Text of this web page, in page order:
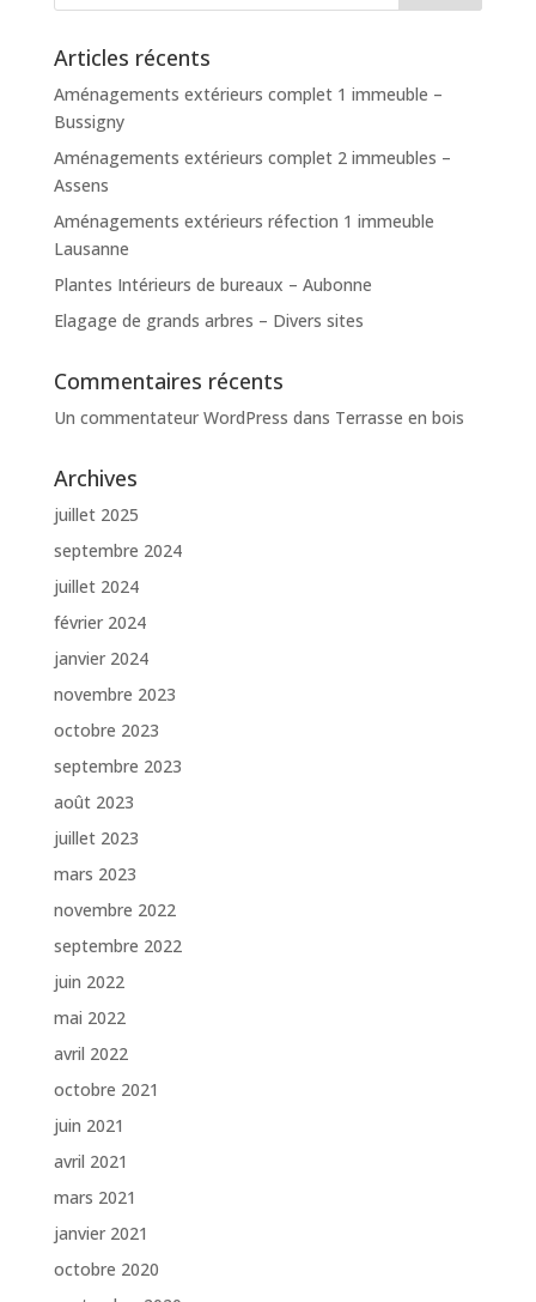
Articles récents
Aménagements extérieurs complet 1 immeuble –
Bussigny
Aménagements extérieurs complet 2 immeubles –
Assens
Aménagements extérieurs réfection 1 immeuble
Lausanne
Plantes Intérieurs de bureaux – Aubonne
Elagage de grands arbres – Divers sites
Commentaires récents
Un commentateur WordPress dans Terrasse en bois
Archives
juillet 2025
septembre 2024
juillet 2024
février 2024
janvier 2024
novembre 2023
octobre 2023
septembre 2023
août 2023
juillet 2023
mars 2023
novembre 2022
septembre 2022
juin 2022
mai 2022
avril 2022
octobre 2021
juin 2021
avril 2021
mars 2021
janvier 2021
octobre 2020